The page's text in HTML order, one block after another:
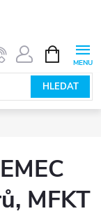
HLEDAT
NÁKUPNÍ
KOŠÍK
MFKT